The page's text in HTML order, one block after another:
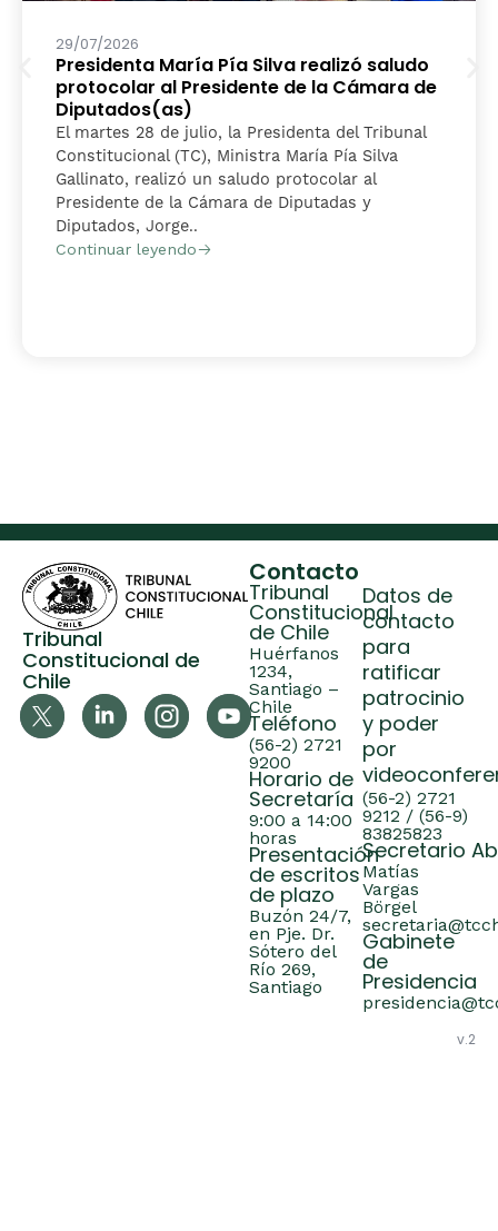
29/07/2026
Presidenta María Pía Silva realizó saludo
protocolar al Presidente de la Cámara de
Diputados(as)
El martes 28 de julio, la Presidenta del Tribunal
Constitucional (TC), Ministra María Pía Silva
Gallinato, realizó un saludo protocolar al
Presidente de la Cámara de Diputadas y
Diputados, Jorge..
Continuar leyendo
Tribunal
Constitucional de
Chile
Contacto
Tribunal
Constitucional
de Chile
Huérfanos
1234,
Santiago –
Chile
Teléfono
(56-2) 2721
9200
Horario de
Secretaría
9:00 a 14:00
horas
Presentación
de escritos
de plazo
Buzón 24/7,
en Pje. Dr.
Sótero del
Río 269,
Santiago
Datos de
contacto
para
ratificar
patrocinio
y poder
por
(56-2) 2721
9212 / (56-9)
83825823
Secretario
Matías
Vargas
Börgel
Gabinete
de
Presidencia
v.2